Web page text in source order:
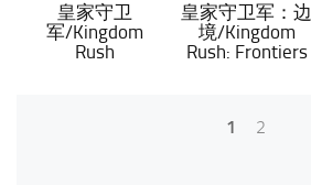
皇家守卫
军/Kingdom
Rush
皇家守卫军：边
境/Kingdom
Rush: Frontiers
1
2